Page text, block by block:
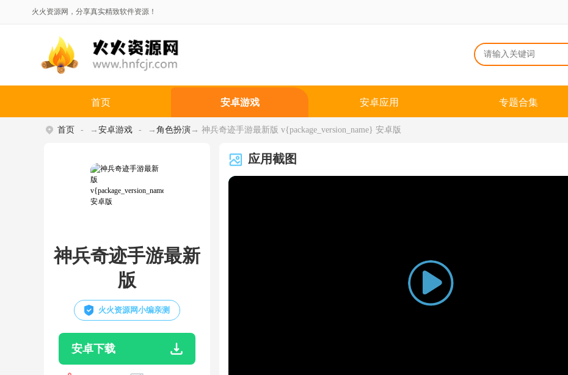
火火资源网，分享真实精致软件资源！
首页 安卓游戏 安卓应用 专题合集
首页 → 安卓游戏 → 角色扮演 → 神兵奇迹手游最新版 v{package_version_name} 安卓版
神兵奇迹手游最新
版
火火资源网小编亲测
安卓下载
应用截图
Play